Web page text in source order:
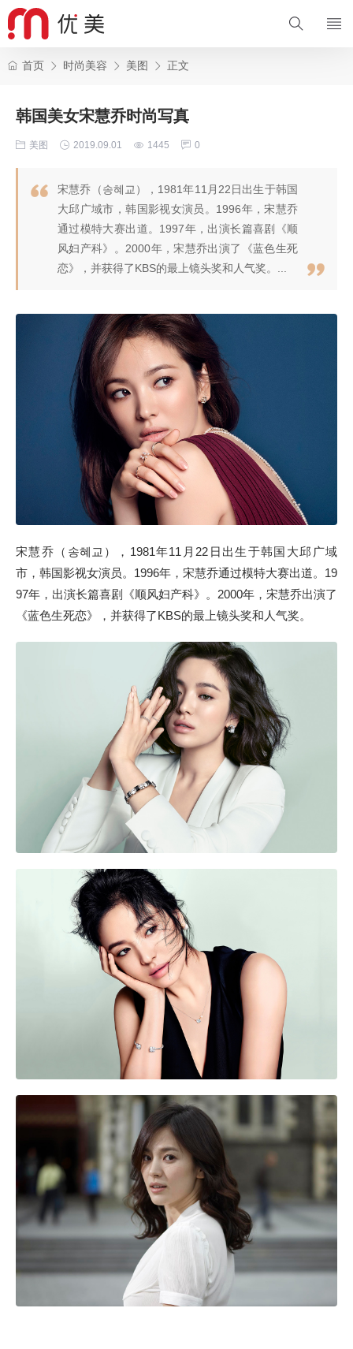
首页 时尚美容 美图 正文
韩国美女宋慧乔时尚写真
美图 2019.09.01 1445 0
宋慧乔（송혜교），1981年11月22日出生于韩国
大邱广域市，韩国影视女演员。1996年，宋慧乔
通过模特大赛出道。1997年，出演长篇喜剧《顺
风妇产科》。2000年，宋慧乔出演了《蓝色生死
恋》，并获得了KBS的最上镜头奖和人气奖。...
宋慧乔（송혜교），1981年11月22日出生于韩国大邱广域
市，韩国影视女演员。1996年，宋慧乔通过模特大赛出道。19
97年，出演长篇喜剧《顺风妇产科》。2000年，宋慧乔出演了
《蓝色生死恋》，并获得了KBS的最上镜头奖和人气奖。